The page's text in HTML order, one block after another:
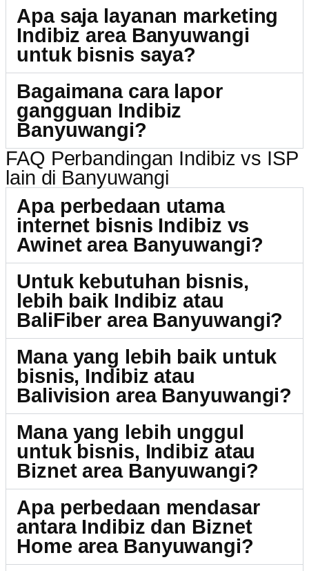
Apa saja layanan marketing
Indibiz area Banyuwangi
untuk bisnis saya?
Bagaimana cara lapor
gangguan Indibiz
Banyuwangi?
FAQ Perbandingan Indibiz vs ISP
lain di Banyuwangi
Apa perbedaan utama
internet bisnis Indibiz vs
Awinet area Banyuwangi?
Untuk kebutuhan bisnis,
lebih baik Indibiz atau
BaliFiber area Banyuwangi?
Mana yang lebih baik untuk
bisnis, Indibiz atau
Balivision area Banyuwangi?
Mana yang lebih unggul
untuk bisnis, Indibiz atau
Biznet area Banyuwangi?
Apa perbedaan mendasar
antara Indibiz dan Biznet
Home area Banyuwangi?